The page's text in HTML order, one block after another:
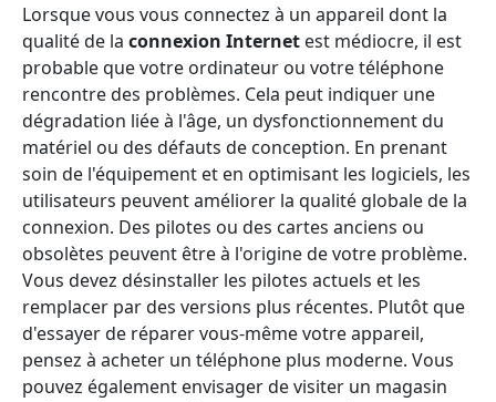
Lorsque vous vous connectez à un appareil dont la
qualité de la connexion Internet est médiocre, il est
probable que votre ordinateur ou votre téléphone
rencontre des problèmes. Cela peut indiquer une
dégradation liée à l'âge, un dysfonctionnement du
matériel ou des défauts de conception. En prenant
soin de l'équipement et en optimisant les logiciels, les
utilisateurs peuvent améliorer la qualité globale de la
connexion. Des pilotes ou des cartes anciens ou
obsolètes peuvent être à l'origine de votre problème.
Vous devez désinstaller les pilotes actuels et les
remplacer par des versions plus récentes. Plutôt que
d'essayer de réparer vous-même votre appareil,
pensez à acheter un téléphone plus moderne. Vous
pouvez également envisager de visiter un magasin